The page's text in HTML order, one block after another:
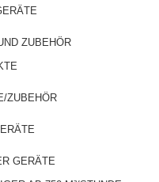
ZUBEHÖR
ZUBEHÖR
GERÄTE